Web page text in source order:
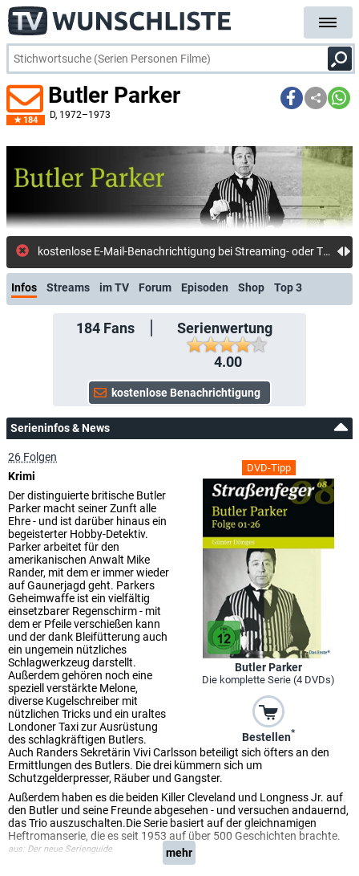
184
Butler Parker
D, 1972–1973
kostenlose E-Mail-Benachrichtigung bei Streaming- oder TV-Start
Infos Streams im TV Forum Episoden Shop Top 3
184Fans
Serienwertung
4.00
Serieninfos & News
DVD-Tipp
Butler Parker
Die komplette Serie (4 DVDs)
Bestellen*
26 Folgen
Krimi
Der distinguierte britische Butler
Parker macht seiner Zunft alle
Ehre - und ist darüber hinaus ein
begeisterter Hobby-Detektiv.
Parker arbeitet für den
amerikanischen Anwalt Mike
Rander, mit dem er immer wieder
auf Gaunerjagd geht. Parkers
Geheimwaffe ist ein vielfältig
einsetzbarer Regenschirm - mit
dem er Pfeile verschießen kann
und der dank Bleifütterung auch
ein ungemein nützliches
Schlagwerkzeug darstellt.
Außerdem gehören noch eine
speziell verstärkte Melone,
diverse Kugelschreiber mit
nützlichen Tricks und ein uraltes
Londoner Taxi zur Ausrüstung
des schlagkräftigen Butlers.
Auch Randers Sekretärin Vivi Carlsson beteiligt sich öfters an den
Ermittlungen des Butlers. Die drei kümmern sich um
Schutzgelderpresser, Räuber und Gangster.
Außerdem haben es die beiden Killer Cleveland und Longness Jr. auf
den Butler und seine Freunde abgesehen - und versuchen andauernd,
das Trio auszuschalten.Die Serie basiert auf der gleichnamigen
Heftromanserie, die es seit 1953 auf über 500 Geschichten brachte.
aus: Der neue Serienguide mehr